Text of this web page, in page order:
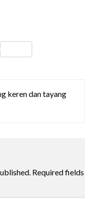
keren dan tayang
Required